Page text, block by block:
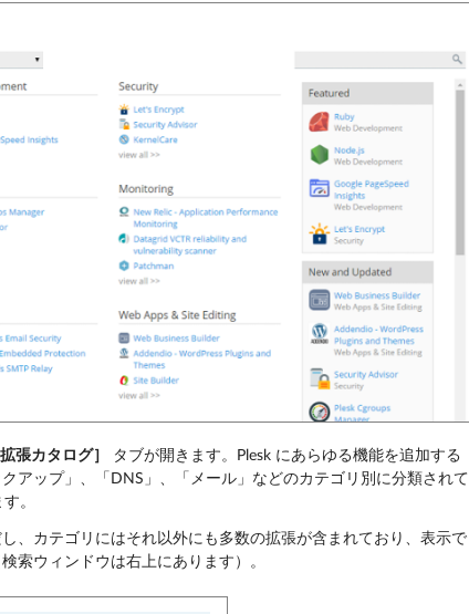
拡張カタログ］
タブが開きます。Plesk にあらゆる機能を追加する
アップ」、「DNS」、「メール」などのカテゴリ別に分類されて
。
、カテゴリにはそれ以外にも多数の拡張が含まれており、表示で
索ウィンドウは右上にあります）。